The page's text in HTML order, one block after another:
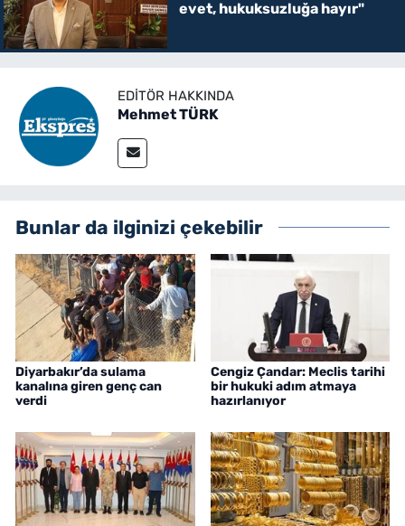
evet, hukuksuzluğa hayır"
EDITÖR HAKKINDA
Mehmet TÜRK
Bunlar da ilginizi çekebilir
Diyarbakır’da sulama
kanalına giren genç can
verdi
Cengiz Çandar: Meclis tarihi
bir hukuki adım atmaya
hazırlanıyor